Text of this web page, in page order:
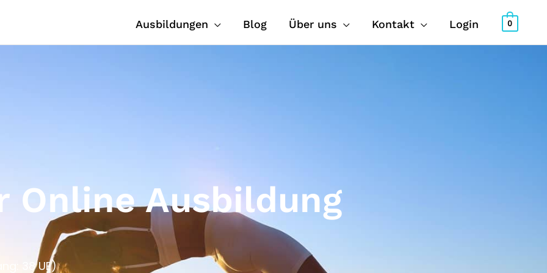
Ausbildungen Blog Über uns Kontakt Login 0
Online Ausbildung
38 UE)